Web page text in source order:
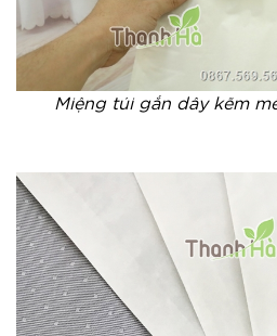
Miệng túi gắn dây kẽm